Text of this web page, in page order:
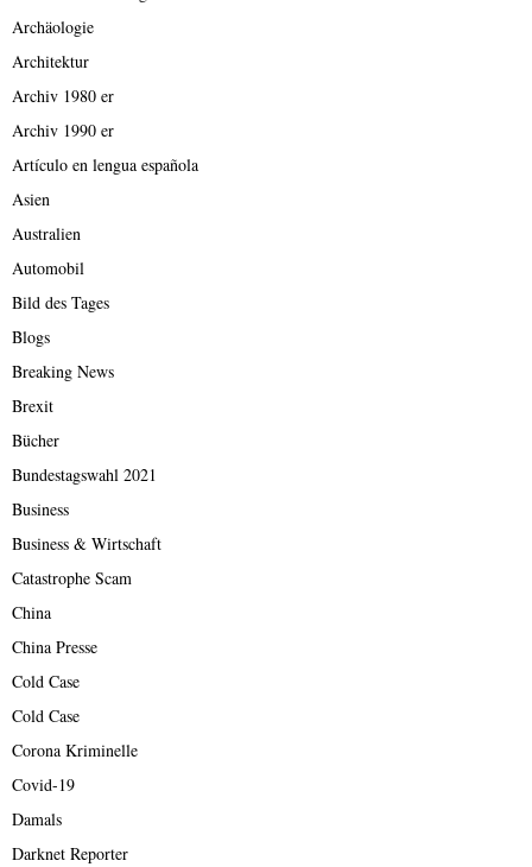
Archäologie
Architektur
Archiv 1980 er
Archiv 1990 er
Artículo en lengua española
Asien
Australien
Automobil
Bild des Tages
Blogs
Breaking News
Brexit
Bücher
Bundestagswahl 2021
Business
Business & Wirtschaft
Catastrophe Scam
China
China Presse
Cold Case
Cold Case
Corona Kriminelle
Covid-19
Damals
Darknet Reporter